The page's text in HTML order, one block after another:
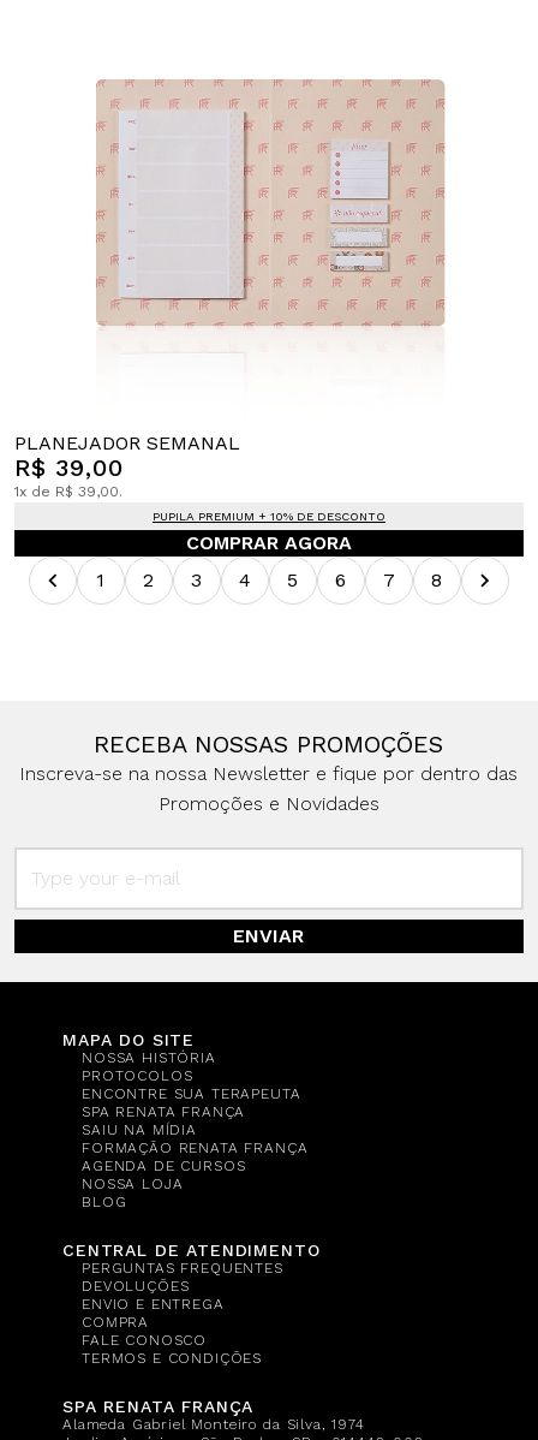
PLANEJADOR SEMANAL
R$ 39,00
1x de R$ 39,00.
PUPILA PREMIUM + 10% DE DESCONTO
COMPRAR AGORA
1
2 3 4 5 6 7 8
RECEBA NOSSAS PROMOÇÕES
Inscreva-se na nossa Newsletter e fique por dentro das
Promoções e Novidades
ENVIAR
MAPA DO SITE
NOSSA HISTÓRIA
PROTOCOLOS
ENCONTRE SUA TERAPEUTA
SPA RENATA FRANÇA
SAIU NA MÍDIA
FORMAÇÃO RENATA FRANÇA
AGENDA DE CURSOS
NOSSA LOJA
BLOG
CENTRAL DE ATENDIMENTO
PERGUNTAS FREQUENTES
DEVOLUÇÕES
ENVIO E ENTREGA
COMPRA
FALE CONOSCO
TERMOS E CONDIÇÕES
SPA RENATA FRANÇA
Alameda Gabriel Monteiro da Silva, 1974